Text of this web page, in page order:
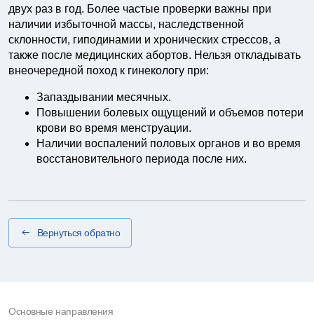
двух раз в год. Более частые проверки важны при
наличии избыточной массы, наследственной
склонности, гиподинамии и хронических стрессов, а
также после медицинских абортов. Нельзя откладывать
внеочередной поход к гинекологу при:
Запаздывании месячных.
Повышении болевых ощущений и объемов потери
крови во время менструации.
Наличии воспалений половых органов и во время
восстановительного периода после них.
Вернуться обратно
Основные направления